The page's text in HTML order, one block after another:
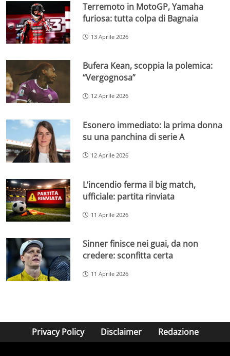
Terremoto in MotoGP, Yamaha
furiosa: tutta colpa di Bagnaia
13 Aprile 2026
Bufera Kean, scoppia la polemica:
“Vergognosa”
12 Aprile 2026
Esonero immediato: la prima donna
su una panchina di serie A
12 Aprile 2026
L’incendio ferma il big match,
ufficiale: partita rinviata
11 Aprile 2026
Sinner finisce nei guai, da non
credere: sconfitta certa
11 Aprile 2026
Privacy Policy Disclaimer Redazione